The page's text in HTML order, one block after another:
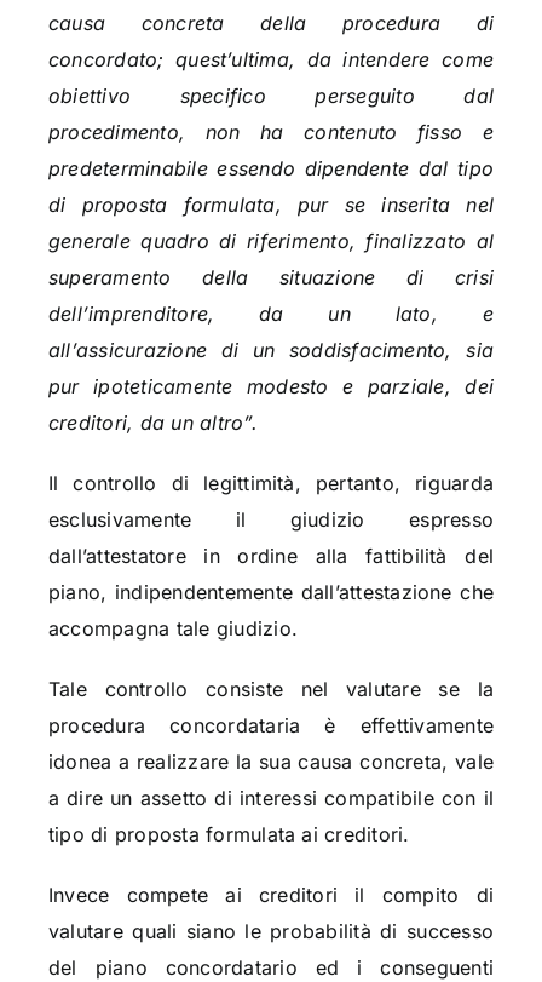
causa concreta della procedura di
concordato; quest’ultima, da intendere come
obiettivo specifico perseguito dal
procedimento, non ha contenuto fisso e
predeterminabile essendo dipendente dal tipo
di proposta formulata, pur se inserita nel
generale quadro di riferimento, finalizzato al
superamento della situazione di crisi
dell’imprenditore, da un lato, e
all’assicurazione di un soddisfacimento, sia
pur ipoteticamente modesto e parziale, dei
creditori, da un altro”.
Il controllo di legittimità, pertanto, riguarda
esclusivamente il giudizio espresso
dall’attestatore in ordine alla fattibilità del
piano, indipendentemente dall’attestazione che
accompagna tale giudizio.
Tale controllo consiste nel valutare se la
procedura concordataria è effettivamente
idonea a realizzare la sua causa concreta, vale
a dire un assetto di interessi compatibile con il
tipo di proposta formulata ai creditori.
Invece compete ai creditori il compito di
valutare quali siano le probabilità di successo
del piano concordatario ed i conseguenti